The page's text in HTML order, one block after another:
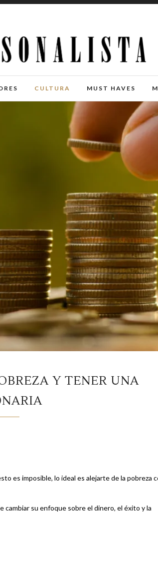
CULTURA MUST HAVES
Y TENER UNA
es imposible, lo ideal es alejarte de la pobreza
su enfoque sobre el dinero, el éxito y la